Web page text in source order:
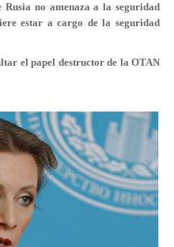
no amenaza a la seguridad
estar a cargo de la seguridad
el papel destructor de la OTAN